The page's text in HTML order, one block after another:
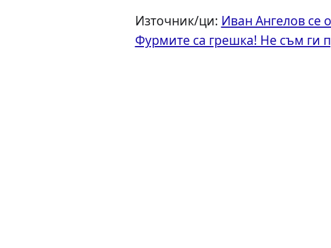
Източник/ци: Иван Ангелов се
Фурмите са грешка! Не съм ги